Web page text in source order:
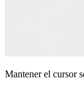
Mantener el cursor